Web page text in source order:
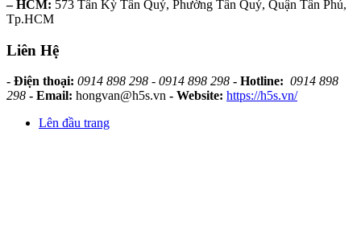
– HCM: 573 Tân Kỳ Tân Quý, Phường Tân Quý, Quận Tân Phú,
Tp.HCM
Liên Hệ
- Điện thoại: 0914 898 298 - 0914 898 298 - Hotline: 0914 898
298 - Email: hongvan@h5s.vn - Website: https://h5s.vn/
Lên đầu trang